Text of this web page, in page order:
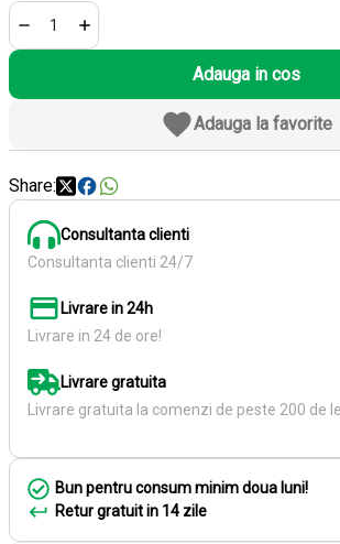
Adauga in cos
Adauga la favorite
Share:
Consultanta clienti
Consultanta clienti 24/7
Livrare in 24h
Livrare in 24 de ore!
Livrare gratuita
Livrare gratuita la comenzi de peste 200 de
Bun pentru consum minim doua luni!
Retur gratuit in 14 zile